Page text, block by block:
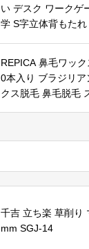
い デスク ワークゲ
学 S字立体背もたれ
REPICA 鼻毛ワッ
0本入り ブラジリ
クス脱毛 鼻毛脱毛
千吉 立ち楽 草削り
mm SGJ-14